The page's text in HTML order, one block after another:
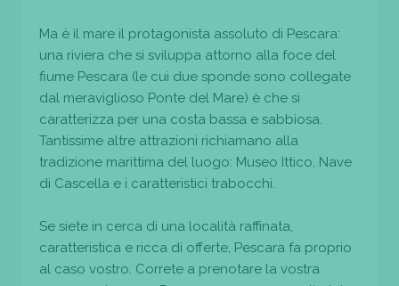
Ma è il mare il protagonista assoluto di Pescara:
una riviera che si sviluppa attorno alla foce del
fiume Pescara (le cui due sponde sono collegate
dal meraviglioso Ponte del Mare) è che si
caratterizza per una costa bassa e sabbiosa.
Tantissime altre attrazioni richiamano alla
tradizione marittima del luogo: Museo Ittico, Nave
di Cascella e i caratteristici trabocchi.
Se siete in cerca di una località raffinata,
caratteristica e ricca di offerte, Pescara fa proprio
al caso vostro. Correte a prenotare la vostra